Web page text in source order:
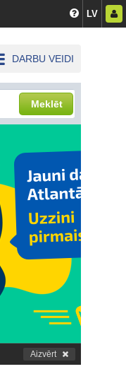
LV
DARBU VEIDI
Meklēt
Aizvērt